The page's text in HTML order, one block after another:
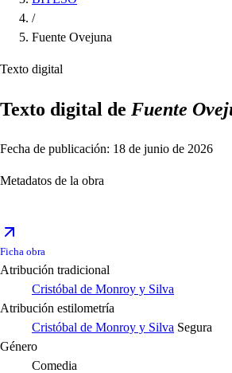
/
Fuente Ovejuna
Texto digital
Texto digital de Fuente
Fecha de publicación: 18 de junio de 2026
Metadatos de la obra
Ficha obra
Atribución tradicional
Cristóbal de Monroy y Silva
Atribución estilometría
Cristóbal de Monroy y Silva Segura
Género
Comedia